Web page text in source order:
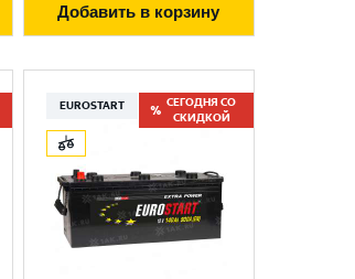
Добавить в корзину
EUROSTART
СЕГОДНЯ СО
СКИДКОЙ